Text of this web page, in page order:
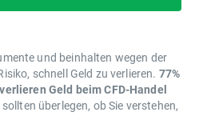
und beinhalten wegen der
schnell Geld zu verlieren. 77%
Geld beim CFD-Handel
sollten überlegen, ob Sie verstehen,